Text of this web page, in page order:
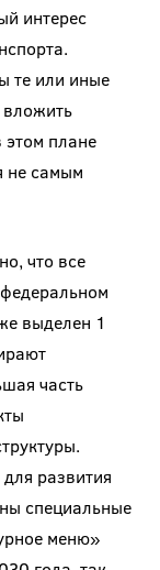
интерес
те или иные
этом плане
не самым
что все
выделен 1
часть
развития
специальные
меню»